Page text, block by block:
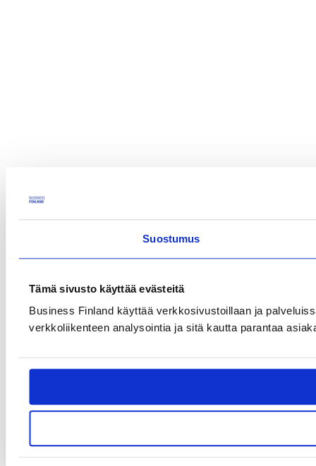
Suostumus
Tämä sivusto käyttää evästeitä
Business Finland käyttää verkkosivustoillaan ja
verkkoliikenteen analysointia ja sitä kautta parantaa